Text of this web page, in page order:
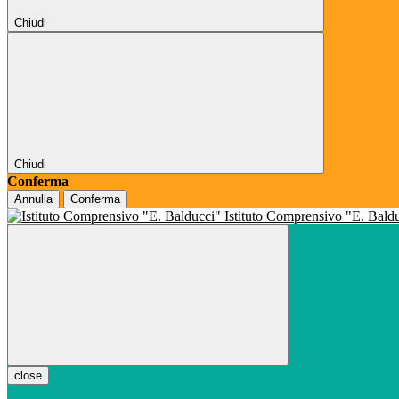
Chiudi
Chiudi
Conferma
Annulla Conferma
Istituto Comprensivo "E.
close